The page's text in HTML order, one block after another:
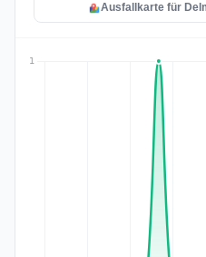
Ausfallkarte für